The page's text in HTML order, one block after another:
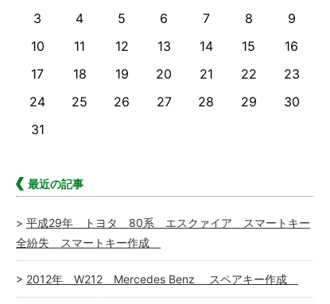
3
4 5 6 7 8
9
10
11 12 13 14 15
16
17
18 19 20 21 22
23
24
25 26 27 28 29
30
31
最近の記事
平成29年 トヨタ 80系 エスクァイア スマートキー
全紛失 スマートキー作成
2012年 W212 Mercedes Benz スペアキー作成